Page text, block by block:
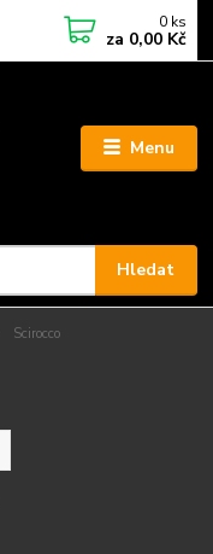
Menu
Hledat
0 ks
za 0,00 Kč
Scirocco